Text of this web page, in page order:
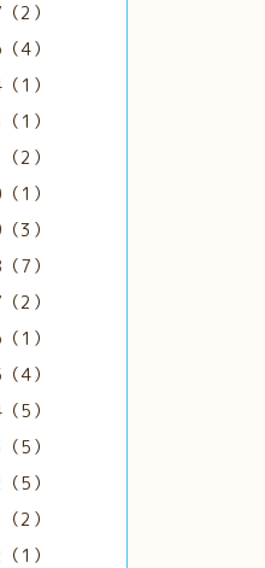
2）
4）
1）
1）
2）
1）
3）
7）
2）
1）
4）
5）
5）
5）
2）
1）